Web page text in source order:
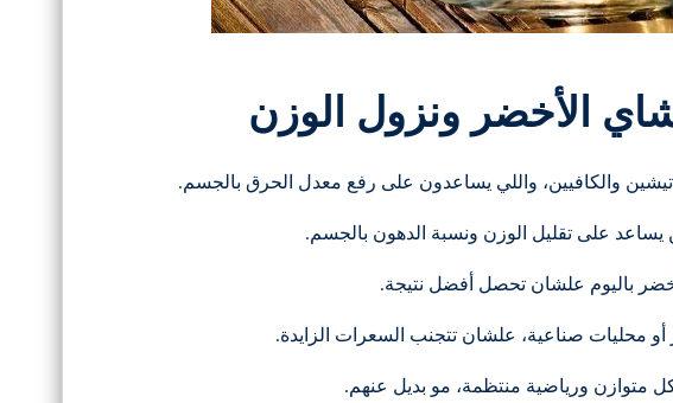
الأخضر ونزول الوزن